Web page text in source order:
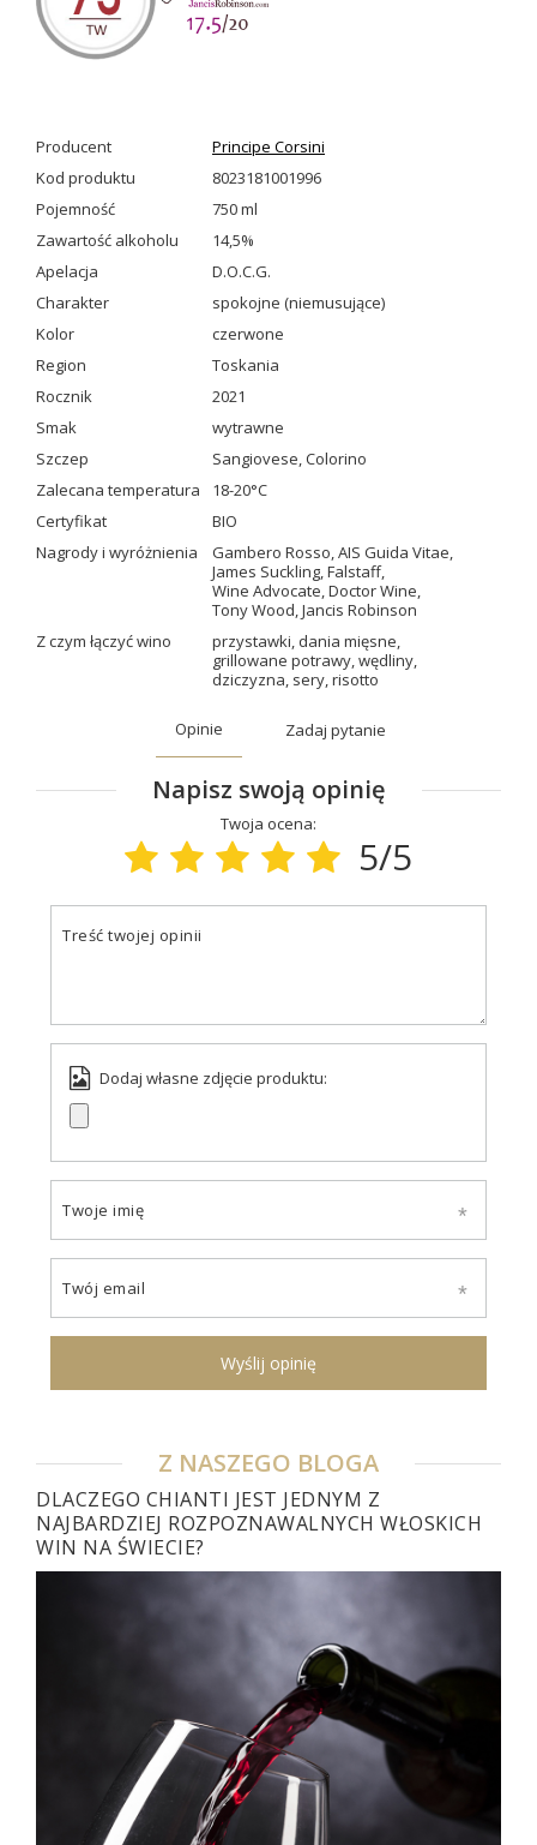
Producent
Principe Corsini
Kod produktu
8023181001996
Pojemność
750 ml
Zawartość alkoholu
14,5%
Apelacja
D.O.C.G.
Charakter
spokojne (niemusujące)
Kolor
czerwone
Region
Toskania
Rocznik
2021
Smak
wytrawne
Szczep
Sangiovese,Colorino
Zalecana temperatura
18-20°C
Certyfikat
BIO
Nagrody i wyróżnienia
Gambero Rosso,AIS Guida Vitae,
James Suckling,Falstaff,
Wine Advocate,Doctor Wine,
Tony Wood,Jancis Robinson
Z czym łączyć wino
przystawki, dania mięsne,
grillowane potrawy,wędliny,
dziczyzna, sery,risotto
Opinie Zadaj pytanie
Napisz swoją opinię
Twoja ocena:
5/5
Treść twojej opinii
Dodaj własne zdjęcie produktu:
Twoje imię
Twój email
Wyślij opinię
Z NASZEGO BLOGA
DLACZEGO CHIANTI JEST JEDNYM Z
NAJBARDZIEJ ROZPOZNAWALNYCH WŁOSKICH
WIN NA ŚWIECIE?